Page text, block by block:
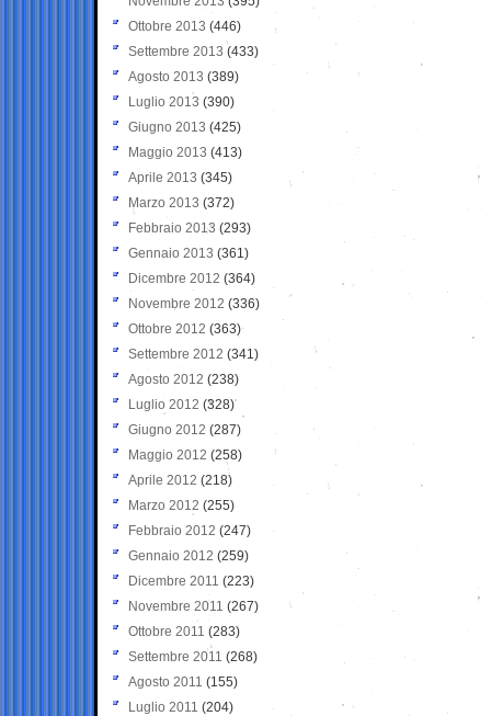
Ottobre 2013 (446)
Settembre 2013 (433)
Agosto 2013 (389)
Luglio 2013 (390)
Giugno 2013 (425)
Maggio 2013 (413)
Aprile 2013 (345)
Marzo 2013 (372)
Febbraio 2013 (293)
Gennaio 2013 (361)
Dicembre 2012 (364)
Novembre 2012 (336)
Ottobre 2012 (363)
Settembre 2012 (341)
Agosto 2012 (238)
Luglio 2012 (328)
Giugno 2012 (287)
Maggio 2012 (258)
Aprile 2012 (218)
Marzo 2012 (255)
Febbraio 2012 (247)
Gennaio 2012 (259)
Dicembre 2011 (223)
Novembre 2011 (267)
Ottobre 2011 (283)
Settembre 2011 (268)
Agosto 2011 (155)
Luglio 2011 (204)